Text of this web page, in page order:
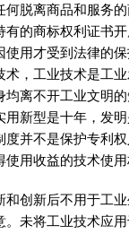
何脱离商品和服务
有的商标权利证书
使用才受到法律的
术，工业技术是工
均离不开工业文明
用新型是十年，发
度并不是保护专利
用收益的技术使用
和创新后不用于工
未将工业技术应